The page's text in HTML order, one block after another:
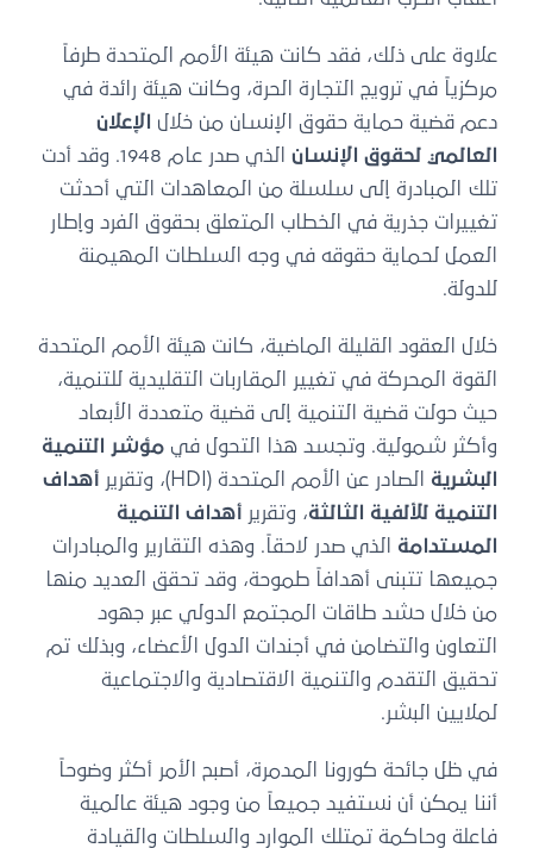
علاوة على ذلك، فقد كانت هيئة الأمم المتحدة طرفاً
مركزياً في ترويج التجارة الحرة، وكانت هيئة رائدة في
دعم قضية حماية حقوق الإنسان من خلال
الإعلان
العالمي لحقوق الإنسان
الذي صدر عام 1948. وقد أدت
تلك المبادرة إلى سلسلة من المعاهدات التي أحدثت
تغييرات جذرية في الخطاب المتعلق بحقوق الفرد وإطار
العمل لحماية حقوقه في وجه السلطات المهيمنة
للدولة.
خلال العقود القليلة الماضية، كانت هيئة الأمم المتحدة
القوة المحركة في تغيير المقاربات التقليدية للتنمية،
حيث حولت قضية التنمية إلى قضية متعددة الأبعاد
وأكثر شمولية. وتجسد هذا التحول في مؤشر التنمية
البشرية الصادر عن الأمم المتحدة (HDI)، وتقرير
أهداف
التنمية للألفية الثالثة، وتقرير أهداف التنمية
المستدامة الذي صدر لاحقاً. وهذه التقارير والمبادرات
جميعها تتبنى أهدافاً طموحة، وقد تحقق العديد منها
من خلال حشد طاقات المجتمع الدولي عبر جهود
التعاون والتضامن في أجندات الدول الأعضاء، وبذلك تم
تحقيق التقدم والتنمية الاقتصادية والاجتماعية
لملايين البشر.
في ظل جائحة كورونا المدمرة، أصبح الأمر أكثر وضوحاً
أننا يمكن أن نستفيد جميعاً من وجود هيئة عالمية
فاعلة وحاكمة تمتلك الموارد والسلطات والقيادة